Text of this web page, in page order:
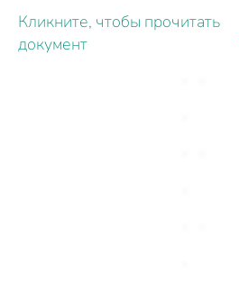
Кликните, чтобы прочитать
документ